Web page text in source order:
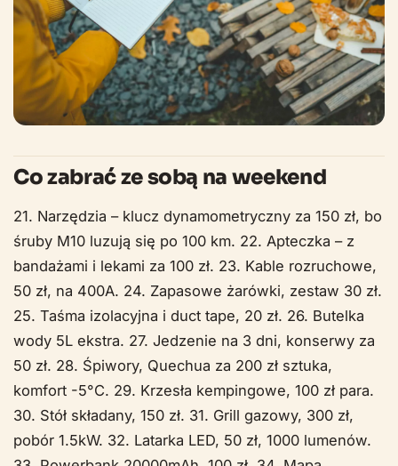
Co zabrać ze sobą na weekend
21. Narzędzia – klucz dynamometryczny za 150 zł, bo
śruby M10 luzują się po 100 km. 22. Apteczka – z
bandażami i lekami za 100 zł. 23. Kable rozruchowe,
50 zł, na 400A. 24. Zapasowe żarówki, zestaw 30 zł.
25. Taśma izolacyjna i duct tape, 20 zł. 26. Butelka
wody 5L ekstra. 27. Jedzenie na 3 dni, konserwy za
50 zł. 28. Śpiwory, Quechua za 200 zł sztuka,
komfort -5°C. 29. Krzesła kempingowe, 100 zł para.
30. Stół składany, 150 zł. 31. Grill gazowy, 300 zł,
pobór 1.5kW. 32. Latarka LED, 50 zł, 1000 lumenów.